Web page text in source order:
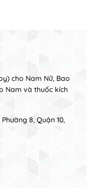
cho Nam Nữ, Bao
Nam và thuốc kích
8, Quận 10,